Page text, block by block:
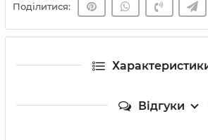
Поділитися:
Відгуки